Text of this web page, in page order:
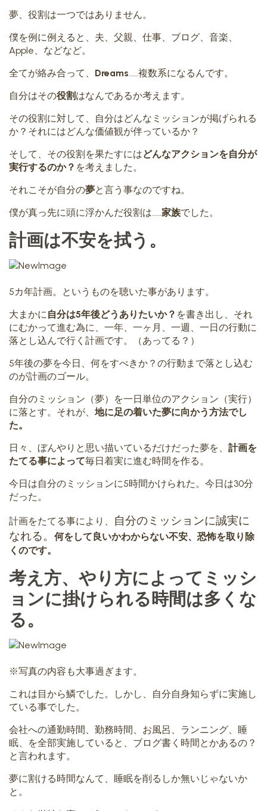
夢、役割は一つではありません。
僕を例に例えると、夫、父親、仕事、ブログ、音楽、
Apple、などなど。
全てが絡み合って、 Dreams……複数系になるんです。
自分はその役割はなんであるか考えます。
その役割に対して、自分はどんなミッションが掲げられる
か？それにはどんな価値観が伴っているか？
そして、その役割を果たすにはどんなアクションを自分が
実行するのか？ を考えました。
それこそが自分の夢と言う事なのですね。
僕が真っ先に頭に浮かんだ役割は……家族でした。
計画は不安を拭う。
5カ年計画。というものを聴いた事があります。
大まかに自分は5年後どうありたいか？ を書き出し、それ
にむかって進む為に、一年、一ヶ月、一週、一日の行動に
落とし込んで行く計画です。（あってる？）
5年後の夢を今日、何をすべきか？の行動まで落とし込む
のが計画のゴール。
自分のミッション（夢）を一日単位のアクション（実行）
に落とす。それが、 地に足の着いた夢に向かう方法でし
た。
日々、ぼんやりと思い描いているだけだった夢を、 計画を
たてる事によって毎日着実に進む時間を作る。
今日は自分のミッションに5時間かけられた。今日は30分
だった。
計画をたてる事により、
自分のミッションに誠実に
なれる。
何をして良いかわからない不安、恐怖を取り除
くのです。
考え方、やり方によってミッシ
ョンに掛けられる時間は多くな
る。
※写真の内容も大事過ぎます。
これは目から鱗でした。しかし、自分自身知らずに実施し
ている事でした。
会社への通勤時間、勤務時間、お風呂、ランニング、睡
眠、を全部実施していると、ブログ書く時間とかあるの？
と言われます。
夢に割ける時間なんて、睡眠を削るしか無いじゃないか
と。